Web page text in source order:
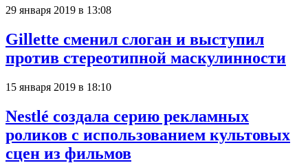
29 января 2019 в 13:08
Gillette сменил слоган и выступил
против стереотипной маскулинности
15 января 2019 в 18:10
Nestlé создала серию рекламных
роликов с использованием культовых
сцен из фильмов